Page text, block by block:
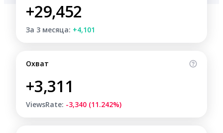
+29,452
За 3 месяца: +4,101
Охват
+3,311
ViewsRate: -3,340 (11.242%)